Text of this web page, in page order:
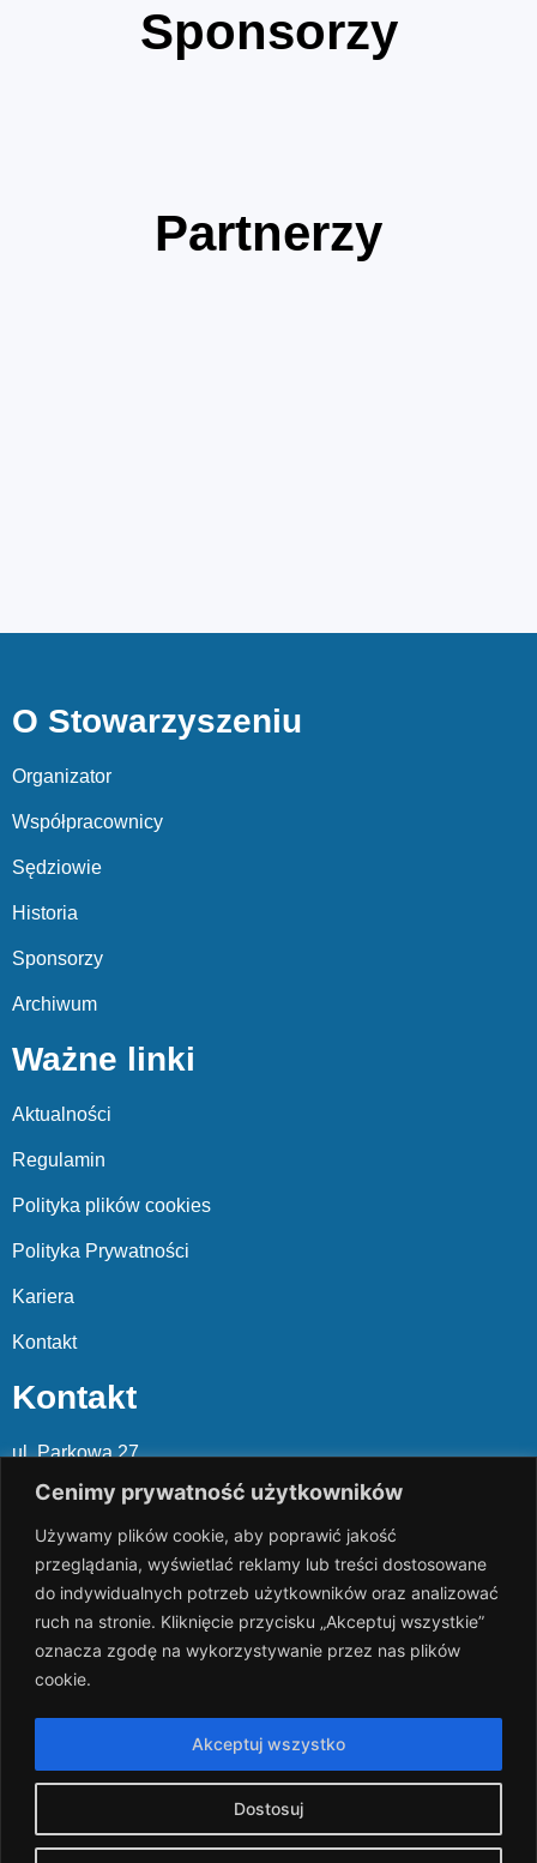
Cenimy prywatność użytkowników
Używamy plików cookie, aby poprawić jakość
przeglądania, wyświetlać reklamy lub treści dostosowane
do indywidualnych potrzeb użytkowników oraz analizować
ruch na stronie. Kliknięcie przycisku „Akceptuj wszystkie”
oznacza zgodę na wykorzystywanie przez nas plików
cookie.
Dostosuj
Akceptuj wszystko
Sponsorzy
Partnerzy
O Stowarzyszeniu
Organizator
Współpracownicy
Sędziowie
Historia
Sponsorzy
Archiwum
Ważne linki
Aktualności
Regulamin
Polityka plików cookies
Polityka Prywatności
Kariera
Kontakt
Kontakt
ul. Parkowa 27
05-120 Legionowo
Mail: slalp@slalp.com.pl
Telefon: 732 86 6 667 | 731 466 667
KRS 0000289744
NIP 536-183-07-25
REGON 1411
Rachunek bankowy: PKO BP 17 1020 10
0383 1054
slalp.com.pl Copyright © 2024
– Part of
BSK Group. All rights reserved.